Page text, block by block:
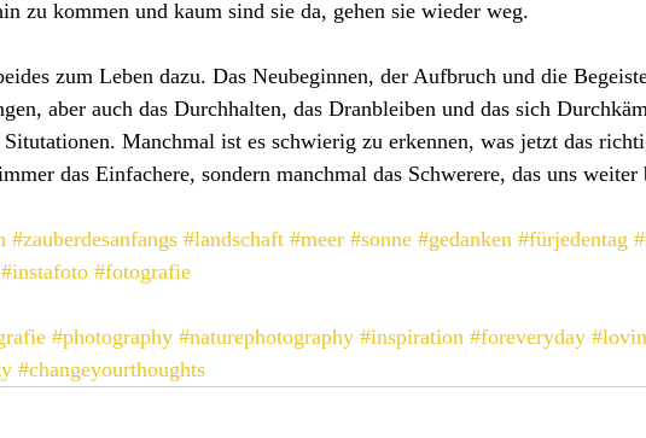
zu kommen und kaum sind sie da, gehen sie wieder weg.
zum Leben dazu. Das Neubeginnen, der Aufbruch und die
aber auch das Durchhalten, das Dranbleiben und das sich
Manchmal ist es schwierig zu erkennen, was jetzt das
das Einfachere, sondern manchmal das Schwerere, das uns weiter
#zauberdesanfangs #landschaft #meer #sonne #gedanken #fürjedentag
#instafoto #fotografie
#photography #naturephotography #inspiration #foreveryday
#changeyourthoughts